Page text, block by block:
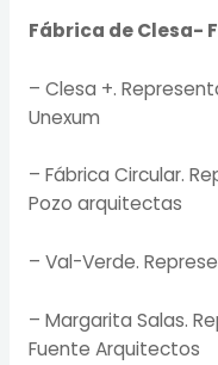
Fábrica de Clesa-
– Clesa +.
Unexum
– Fábrica Circular.
Pozo arquitectas
– Val-Verde.
– Margarita Salas.
Fuente Arquitectos